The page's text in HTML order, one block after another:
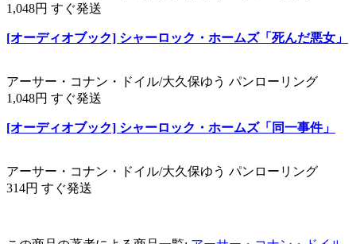
1,048円 すぐ発送
[オーディオブック] シャーロック・ホームズ「死んだ悪女」
アーサー・コナン・ドイル/大久保ゆう パンローリング
1,048円 すぐ発送
[オーディオブック] シャーロック・ホームズ「同一事件」
アーサー・コナン・ドイル/大久保ゆう パンローリング
314円 すぐ発送